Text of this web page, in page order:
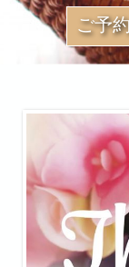
ご予